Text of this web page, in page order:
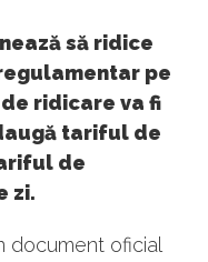
să ridice
pe
ridicare va fi
tariful de
de
zi.
document oficial